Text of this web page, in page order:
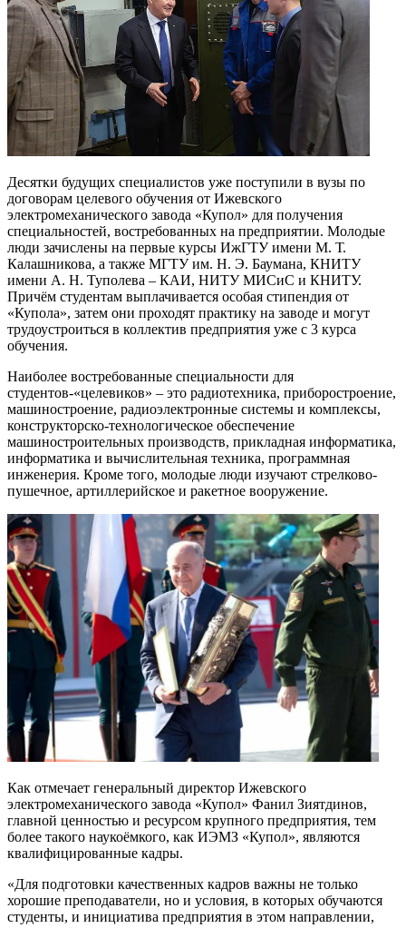
Десятки будущих специалистов уже поступили в вузы по
договорам целевого обучения от Ижевского
электромеханического завода «Купол» для получения
специальностей, востребованных на предприятии. Молодые
люди зачислены на первые курсы ИжГТУ имени М. Т.
Калашникова, а также МГТУ им. Н. Э. Баумана, КНИТУ
имени А. Н. Туполева – КАИ, НИТУ МИСиС и КНИТУ.
Причём студентам выплачивается особая стипендия от
«Купола», затем они проходят практику на заводе и могут
трудоустроиться в коллектив предприятия уже с 3 курса
обучения.
Наиболее востребованные специальности для
студентов-«целевиков» – это радиотехника, приборостроение,
машиностроение, радиоэлектронные системы и комплексы,
конструкторско-технологическое обеспечение
машиностроительных производств, прикладная информатика,
информатика и вычислительная техника, программная
инженерия. Кроме того, молодые люди изучают стрелково-
пушечное, артиллерийское и ракетное вооружение.
Как отмечает генеральный директор Ижевского
электромеханического завода «Купол» Фанил Зиятдинов,
главной ценностью и ресурсом крупного предприятия, тем
более такого наукоёмкого, как ИЭМЗ «Купол», являются
квалифицированные кадры.
«Для подготовки качественных кадров важны не только
хорошие преподаватели, но и условия, в которых обучаются
студенты, и инициатива предприятия в этом направлении,